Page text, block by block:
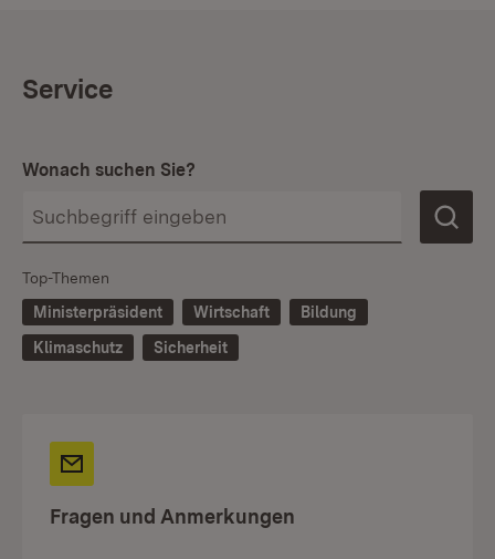
Service
Wonach suchen Sie?
Top-Themen
Ministerpräsident
Wirtschaft
Bildung
Klimaschutz
Sicherheit
Fragen und Anmerkungen